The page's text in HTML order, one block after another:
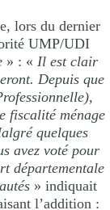
lors du dernier
UMP/UDI
» : « Il est clair
Depuis que
fiscalité ménage
quelques
avez voté pour
départementale
» indiquait
l’addition :